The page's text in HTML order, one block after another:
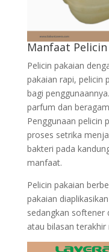
Manfaat
Pelicin pakaian
pakaian rapi, pelicin
bagi
parfum dan
Penggunaan pelicin
proses setrika
bakteri pada
manfaat.
Pelicin pakaian
pakaian
sedangkan softener
atau bilasan terakhir